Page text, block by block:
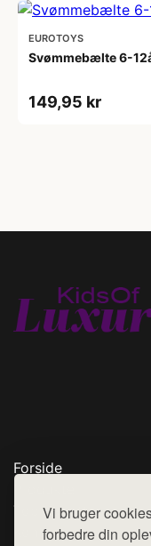
Vi bruger
forbedre din
EUROTOYS
Svømmebælte 6-
149,95 kr
Forside
Top Rabatter
Kontakt